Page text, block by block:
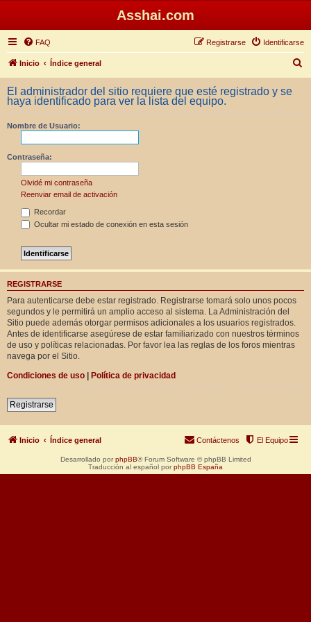
Asshai.com
FAQ Identificarse
Registrarse
Inicio Índice general
u
c
El administrador del sitio requiere que esté registrado y se
haya identificado para ver la lista del equipo.
Nombre de Usuario:
Contraseña:
Olvidé mi contraseña
Reenviar email de activación
Recordar
Ocultar mi estado de conexión en esta sesión
REGISTRARSE
Para autenticarse debe estar registrado. Registrarse tomará solo unos pocos
segundos y le permitirá un amplio acceso al sistema. La Administración del
Sitio puede además otorgar permisos adicionales a los usuarios registrados.
Antes de identificarse asegúrese de estar familiarizado con nuestros términos
de uso y políticas relacionadas. Por favor lea las reglas de los foros mientras
navega por el Sitio.
Condiciones de uso | Política de privacidad
Registrarse
Inicio Índice general El Equipo
Contáctenos
Desarrollado por phpBB® Forum Software © phpBB Limited
Traducción al español por phpBB España